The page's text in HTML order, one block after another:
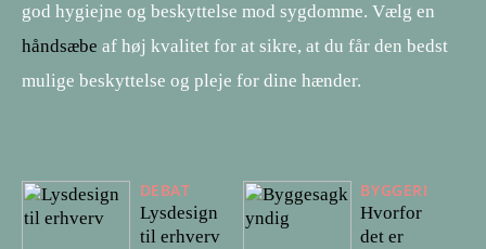
god hygiejne og beskyttelse mod sygdomme. Vælg en
håndsæbe af høj kvalitet for at sikre, at du får den bedst
mulige beskyttelse og pleje for dine hænder.
DEBAT
Lysdesign
til erhverv
BYGGERI
Hvorfor
det er